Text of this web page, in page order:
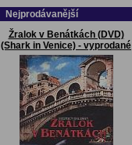
Nejprodávanější
Žralok v Benátkách (DVD)
(Shark in Venice) - vyprodané